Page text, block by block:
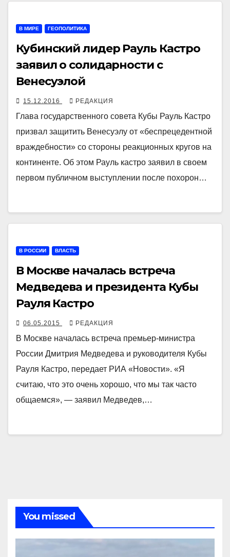
В МИРЕ ГЕОПОЛИТИКА
Кубинский лидер Рауль Кастро
заявил о солидарности с
Венесуэлой
15.12.2016 РЕДАКЦИЯ
Глава государственного совета Кубы Рауль Кастро
призвал защитить Венесуэлу от «беспрецедентной
враждебности» со стороны реакционных кругов на
континенте. Об этом Рауль кастро заявил в своем
первом публичном выступлении после похорон…
В РОССИИ ВЛАСТЬ
В Москве началась встреча
Медведева и президента Кубы
Рауля Кастро
06.05.2015 РЕДАКЦИЯ
В Москве началась встреча премьер-министра
России Дмитрия Медведева и руководителя Кубы
Рауля Кастро, передает РИА «Новости». «Я
считаю, что это очень хорошо, что мы так часто
общаемся», — заявил Медведев,…
You missed